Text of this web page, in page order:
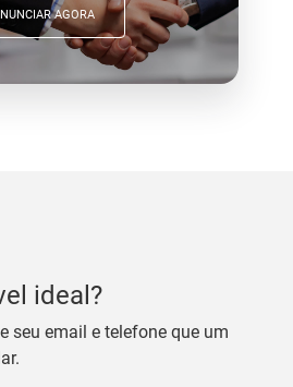
AGORA
ideal?
seu email e telefone que um